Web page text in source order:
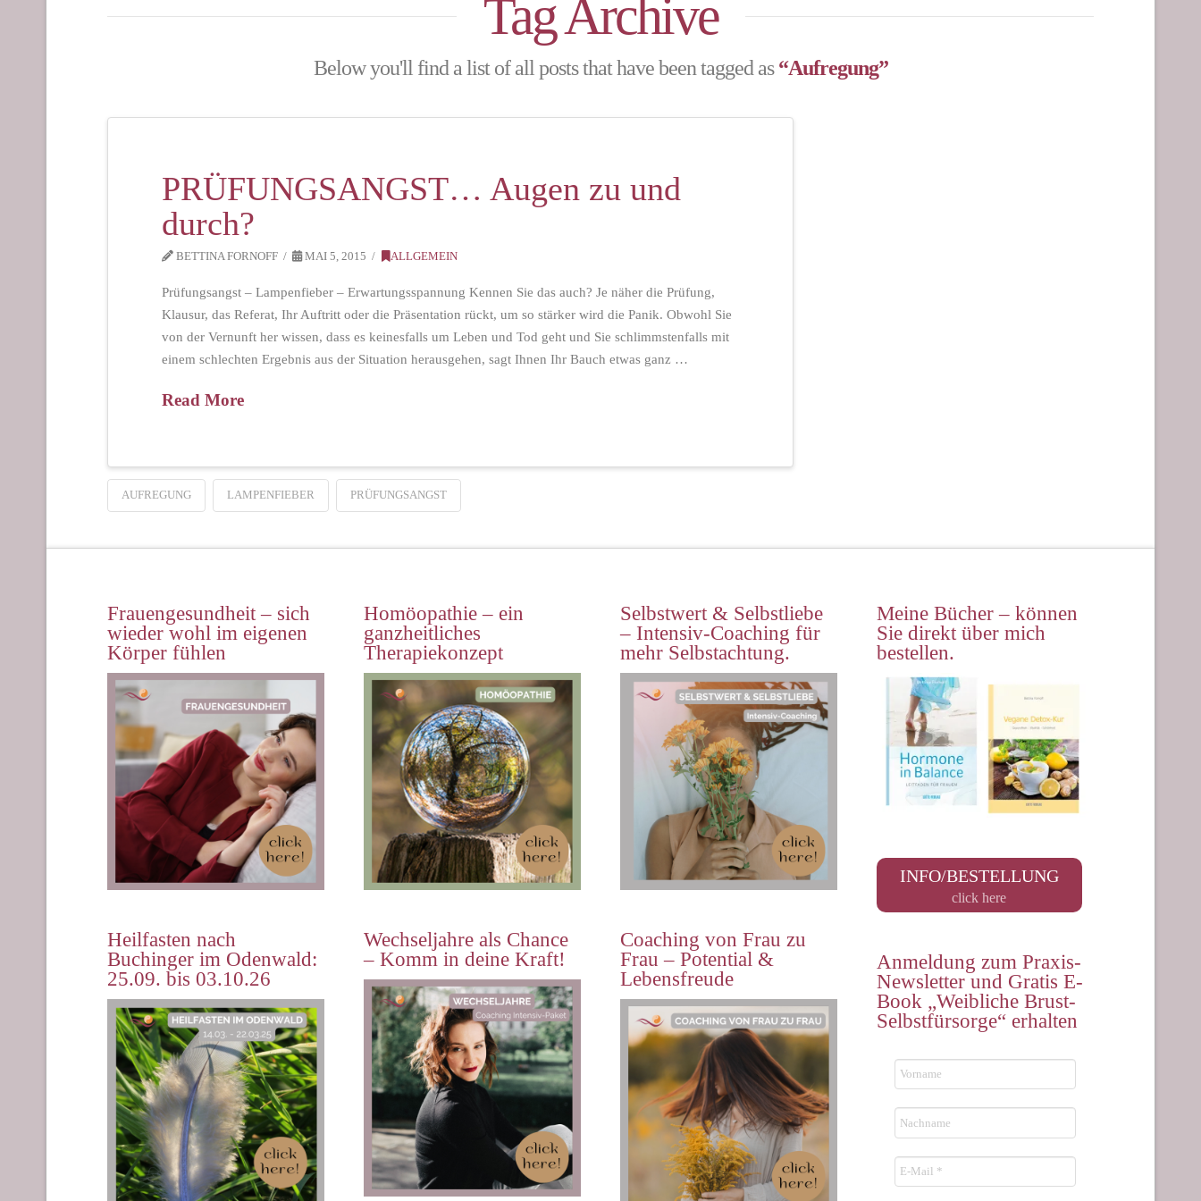
Tag Archive
Below you'll find a list of all posts that have been tagged as“Aufregung”
PRÜFUNGSANGST… Augen zu und
durch?
BETTINA FORNOFF MAI 5, 2015 ALLGEMEIN
Prüfungsangst – Lampenfieber – Erwartungsspannung Kennen Sie das auch? Je näher die Prüfung,
Klausur, das Referat, Ihr Auftritt oder die Präsentation rückt, um so stärker wird die Panik. Obwohl Sie
von der Vernunft her wissen, dass es keinesfalls um Leben und Tod geht und Sie schlimmstenfalls mit
einem schlechten Ergebnis aus der Situation herausgehen, sagt Ihnen Ihr Bauch etwas ganz …
Read More
AUFREGUNG LAMPENFIEBER PRÜFUNGSANGST
Frauengesundheit – sich
wieder wohl im eigenen
Körper fühlen
Heilfasten nach
Buchinger im Odenwald:
25.09. bis 03.10.26
Homöopathie – ein
ganzheitliches
Therapiekonzept
Wechseljahre als Chance
– Komm in deine Kraft!
Selbstwert & Selbstliebe
– Intensiv-Coaching für
mehr Selbstachtung.
Coaching von Frau zu
Frau – Potential &
Lebensfreude
Meine Bücher – können
Sie direkt über mich
bestellen.
INFO/BESTELLUNG
click here
Anmeldung zum Praxis-
Newsletter und Gratis E-
Book „Weibliche Brust-
Selbstfürsorge“ erhalten